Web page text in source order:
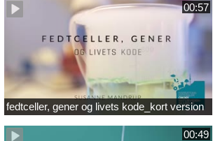
00:57
fedtceller, gener og livets kode_kort version
00:49